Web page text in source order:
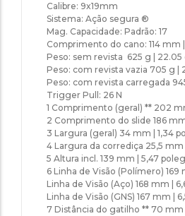
Calibre: 9x19mm
Sistema: Ação segura ®
Mag. Capacidade: Padrão: 17
Comprimento do cano: 114 mm
Peso: sem revista 625 g | 22.05
Peso: com revista vazia 705 g |
Peso: com revista carregada
Trigger Pull: 26 N
1 Comprimento (geral) ** 202
2 Comprimento do slide 186
3 Largura (geral) 34 mm | 1,34
4 Largura da corrediça 25,5 mm
5 Altura incl. 139 mm | 5,47
6 Linha de Visão (Polímero) 169
Linha de Visão (Aço) 168 mm |
Linha de Visão (GNS) 167 mm |
7 Distância do gatilho ** 70 mm